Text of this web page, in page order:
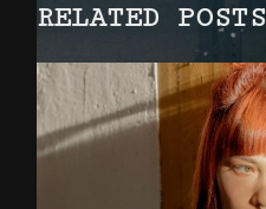
RELATED POSTS